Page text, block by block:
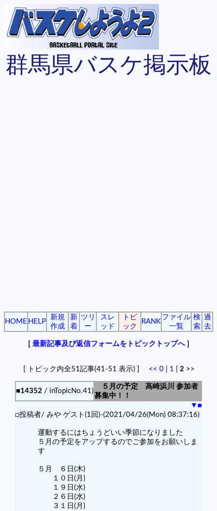
群馬県バスケ掲示板
HOME HELP
新規
作成
新
着
ツリ
ー
スレ
ッド
トピ
ック
RANK
ファイル
一覧
検
索
過
去
[ 最新記事及び返信フォームをトピックトップへ]
[ トピック内全51記事(41-51 表示) ] << 0 1 2 >>
■14352 / inTopicNo.41)
５月の予定 高崎浜川 参加者
募集中！！
▼ ■
□投稿者/ みや ゲスト(1回)-(2021/04/26(Mon) 08:37:16)
運動するにはちょうどいい季節になりました
５月の予定をアップするのでご参加をお願いしま
す
５月 ６日(木)
１０日(月)
１９日(水)
２６日(水)
３１日(月)